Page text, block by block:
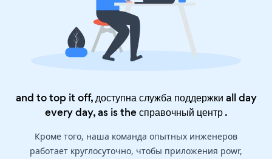
and to top it off, доступна служба поддержки all day
every day, as is theсправочный центр.
Кроме того, наша команда опытных инженеров
работает круглосуточно, чтобы приложения powr,